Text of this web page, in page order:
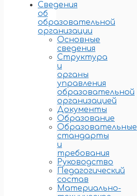
Сведения
об
образовательной
организации
Основные
сведения
Структура
и
органы
управления
образовательной
организацией
Документы
Образование
Образовательные
стандарты
и
требования
Руководство
Педагогический
состав
Материально-